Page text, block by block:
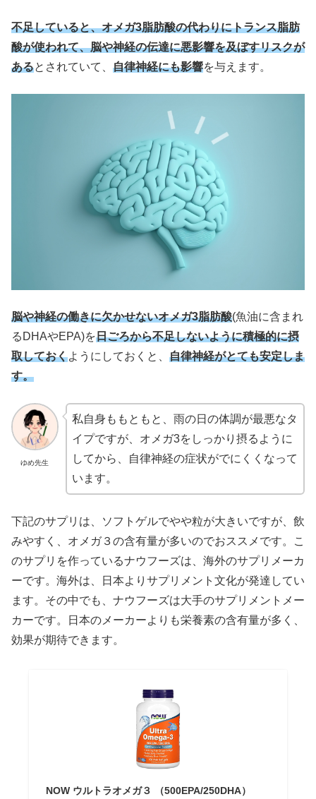
不足していると、オメガ3脂肪酸の代わりにトランス脂肪
酸が使われて、脳や神経の伝達に悪影響を及ぼすリスクが
あるとされていて、 自律神経にも影響を与えます。
脳や神経の働きに欠かせないオメガ3脂肪酸(魚油に含まれ
るDHAやEPA)を日ごろから不足しないように積極的に摂
取しておくようにしておくと、 自律神経がとても安定しま
す。
ゆめ先生
私自身ももともと、雨の日の体調が最悪なタ
イプですが、オメガ3をしっかり摂るように
してから、自律神経の症状がでにくくなって
います。
下記のサプリは、ソフトゲルでやや粒が大きいですが、飲
みやすく、オメガ３の含有量が多いのでおススメです。こ
のサプリを作っているナウフーズは、海外のサプリメーカ
ーです。海外は、日本よりサプリメント文化が発達してい
ます。その中でも、ナウフーズは大手のサプリメントメー
カーです。日本のメーカーよりも栄養素の含有量が多く、
効果が期待できます。
NOW ウルトラオメガ３ （500EPA/250DHA）